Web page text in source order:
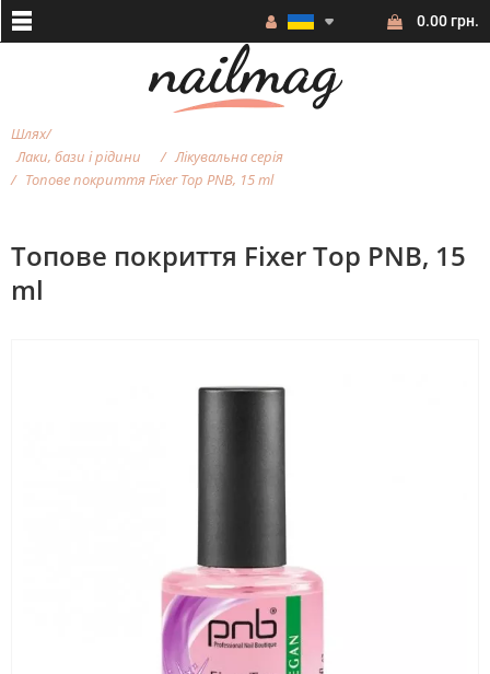
0.00 грн.
Шлях
Лаки, бази і рідини
Лікувальна серія
Топове покриття Fixer Top PNB, 15 ml
Топове покриття Fixer Top PNB, 15
ml